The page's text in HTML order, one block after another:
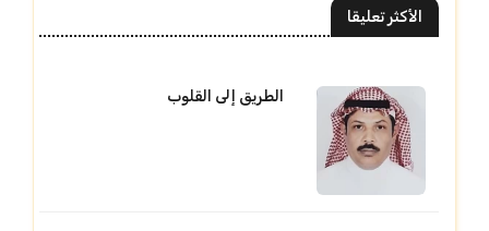
الأكثر تعليقا
الطريق إلى القلوب